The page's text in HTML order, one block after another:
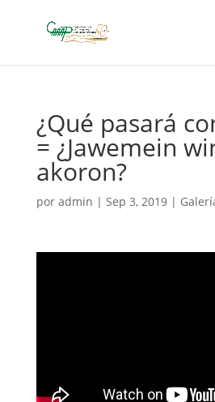
¿Qué pasará
= ¿Jawemein
akoron?
por admin | Sep 3, 2019|